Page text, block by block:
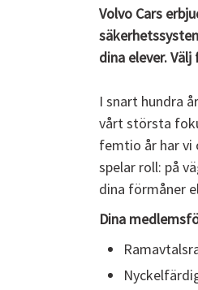
Volvo Cars
dina elever.
I snart hundra
vårt största
femtio år har vi
spelar roll: på
dina förmåner
Dina